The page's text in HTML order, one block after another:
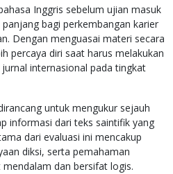
Inggris sebelum ujian masuk
bagi perkembangan karier
Dengan menguasai materi secara
percaya diri saat harus melakukan
internasional pada tingkat
untuk mengukur sejauh
informasi dari teks saintifik yang
dari evaluasi ini mencakup
diksi, serta pemahaman
dan bersifat logis.